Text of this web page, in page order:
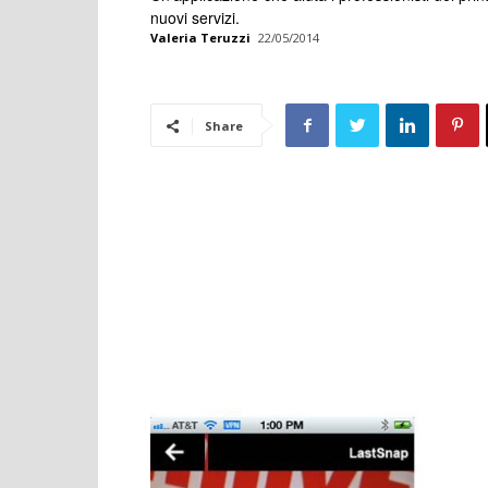
nuovi servizi.
Valeria Teruzzi 22/05/2014
Share